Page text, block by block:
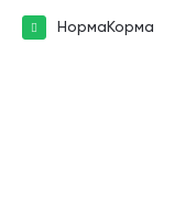
НормаКорма